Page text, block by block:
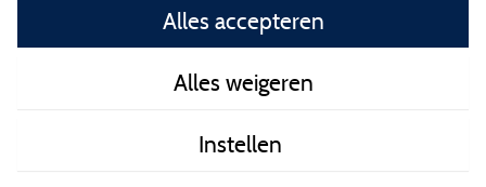
General terms of use
Contact gegevens
Algemene verkoopvoorwaarden
Alles accepteren
Alles weigeren
Instellen